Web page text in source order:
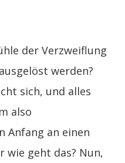
der Verzweiflung
werden?
sich, und alles
also
Anfang an einen
wie geht das? Nun,